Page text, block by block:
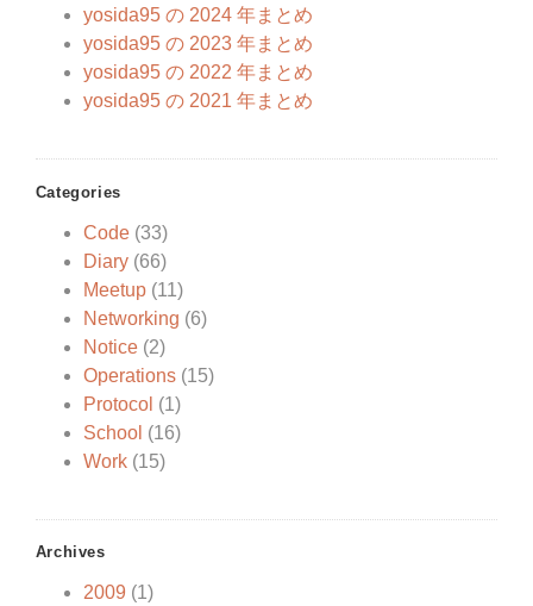
yosida95 の 2024 年まとめ
yosida95 の 2023 年まとめ
yosida95 の 2022 年まとめ
yosida95 の 2021 年まとめ
Categories
Code(33)
Diary(66)
Meetup(11)
Networking (6)
Notice(2)
Operations(15)
Protocol (1)
School (16)
Work(15)
Archives
2009 (1)